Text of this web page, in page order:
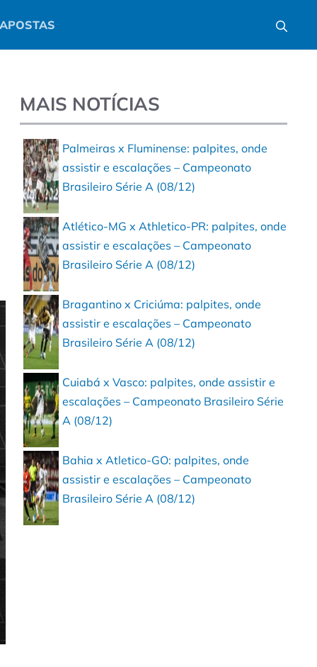
MAIS NOTÍCIAS
Palmeiras x Fluminense: palpites, onde
assistir e escalações – Campeonato
Brasileiro Série A (08/12)
Atlético-MG x Athletico-PR: palpites, onde
assistir e escalações – Campeonato
Brasileiro Série A (08/12)
Bragantino x Criciúma: palpites, onde
assistir e escalações – Campeonato
Brasileiro Série A (08/12)
Cuiabá x Vasco: palpites, onde assistir e
escalações – Campeonato Brasileiro Série
A (08/12)
Bahia x Atletico-GO: palpites, onde
assistir e escalações – Campeonato
Brasileiro Série A (08/12)